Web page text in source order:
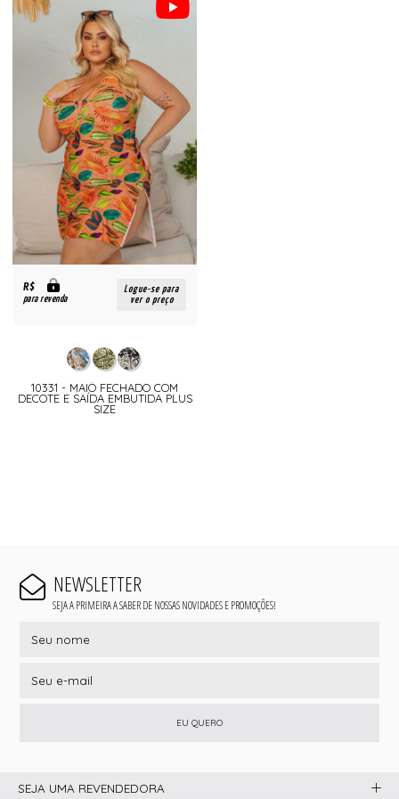
R$
para revenda
Logue-se para
ver o preço
10331 - MAIÔ FECHADO COM
DECOTE E SAÍDA EMBUTIDA PLUS
SIZE
NEWSLETTER
SEJA A PRIMEIRA A SABER DE NOSSAS NOVIDADES E PROMOÇÕES!
EU QUERO
SEJA UMA REVENDEDORA